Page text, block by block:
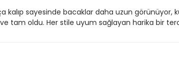
sayesinde bacaklar daha uzun görünüyor,
tam oldu. Her stile uyum sağlayan harika bir